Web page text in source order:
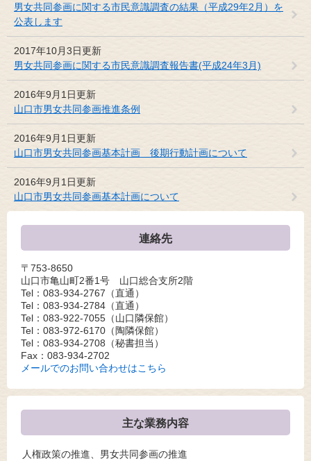
男女共同参画に関する市民意識調査の結果（平成29年2月）を
公表します
2017年10月3日更新
男女共同参画に関する市民意識調査報告書(平成24年3月)
2016年9月1日更新
山口市男女共同参画推進条例
2016年9月1日更新
山口市男女共同参画基本計画 後期行動計画について
2016年9月1日更新
山口市男女共同参画基本計画について
連絡先
〒753-8650
山口市亀山町2番1号 山口総合支所2階
Tel：083-934-2767 （直通）
Tel：083-934-2784 （直通）
Tel：083-922-7055 （山口隣保館）
Tel：083-972-6170 （陶隣保館）
Tel：083-934-2708 （秘書担当）
Fax：083-934-2702
メールでのお問い合わせはこちら
主な業務内容
人権政策の推進、男女共同参画の推進